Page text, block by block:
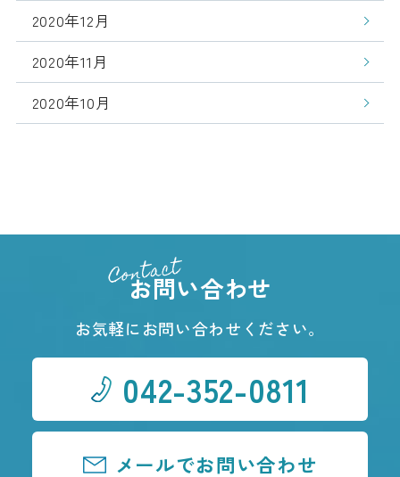
2020年12月
2020年11月
2020年10月
Contact
お問い合わせ
お気軽にお問い合わせください。
042-352-0811
メールでお問い合わせ